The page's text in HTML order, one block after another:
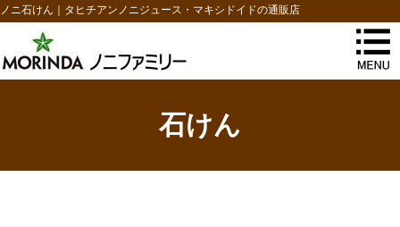
ノニ石けん｜タヒチアンノニジュース・マキシドイドの通販店
石けん